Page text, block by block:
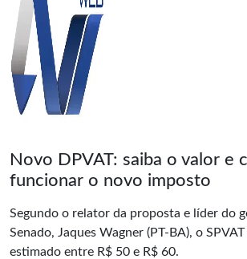
Novo DPVAT: saiba o valor e
funcionar o novo imposto
Segundo o relator da proposta e líder do
Senado, Jaques Wagner (PT-BA), o
estimado entre R$ 50 e R$ 60.